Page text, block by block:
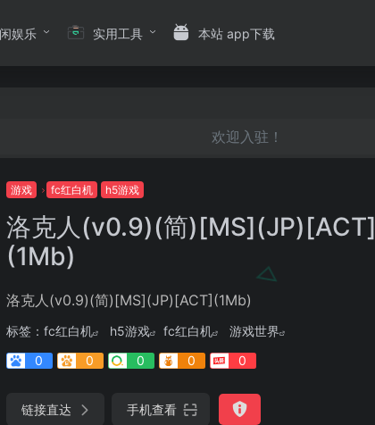
娱乐 实用工具 本站 app下载
欢迎入驻！
游戏 fc红白机 h5游戏
洛克人(v0.9)(简)[MS](JP)[ACT]
(1Mb)
洛克人(v0.9)(简)[MS](JP)[ACT](1Mb)
标签： fc红白机 h5游戏 fc红白机
游戏世界
0
0 0 0 0
链接直达 手机查看